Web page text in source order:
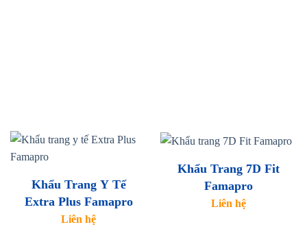
Khẩu Trang Y Tế
Extra Plus Famapro
Liên hệ
Khẩu Trang 7D Fit
Famapro
Liên hệ